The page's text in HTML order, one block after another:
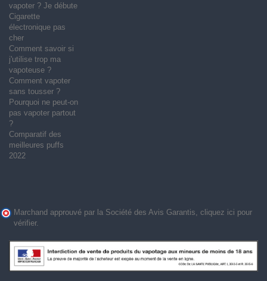
vapoter ? Je débute
Cigarette
électronique pas
cher
Comment savoir si
j'utilise trop ma
vapoteuse ?
Comment vapoter
sans tousser ?
Pourquoi ne peut-on
pas vapoter partout
?
Comparatif des
meilleures puffs
2022
Marchand approuvé par la Société des Avis Garantis, cliquez ici pour
vérifier.